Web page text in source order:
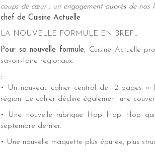
coups de cœur ; un engagement auprès de nos
chef de Cuisine Actuelle
LA NOUVELLE FORMULE EN BREF…
Pour sa nouvelle formule, Cuisine Actuelle
savoir-faire régionaux.
:
• Un nouveau cahier central de 12 pages «
région. Le cahier décline également une
• Une nouvelle rubrique Hop Hop Hop
septembre dernier.
• Une nouvelle maquette plus épurée, plus